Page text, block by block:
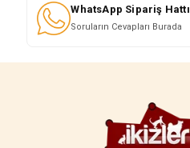
WhatsApp Sipariş Hattı
Soruların Cevapları Burada